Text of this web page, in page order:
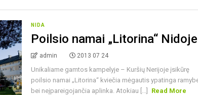
NIDA
Poilsio namai „Litorina“ Nidoje
admin 2013 07 24
Unikaliame gamtos kampelyje – Kuršių Nerijoje įsikūrę
poilsio namai „Litorina“ kviečia mėgautis ypatinga
bei neįpareigojančia aplinka. Atokiau [...]
Read More